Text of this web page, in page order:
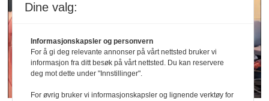
Dine valg:
Informasjonskapsler og personvern
For å gi deg relevante annonser på vårt nettsted bruker vi
informasjon fra ditt besøk på vårt nettsted. Du kan reservere
deg mot dette under "Innstillinger".
For øvrig bruker vi informasjonskapsler og lignende verktøy for